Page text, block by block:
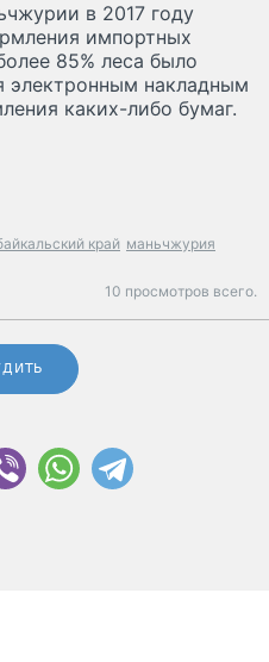
в 2017 году
импортных
85% леса было
электронным накладным
каких-либо бумаг.
край маньчжурия
10 просмотров всего.